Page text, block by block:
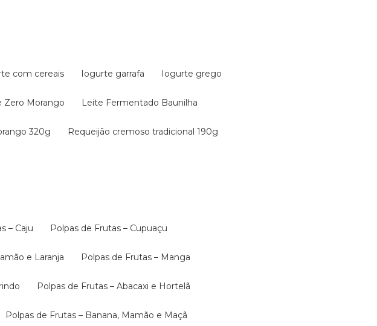
com cereais Iogurte garrafa Iogurte grego
Zero Morango Leite Fermentado Baunilha
320g Requeijão cremoso tradicional 190g
– Caju Polpas de Frutas – Cupuaçu
e Laranja Polpas de Frutas – Manga
Polpas de Frutas – Abacaxi e Hortelã
Polpas de Frutas – Banana, Mamão e Maçã